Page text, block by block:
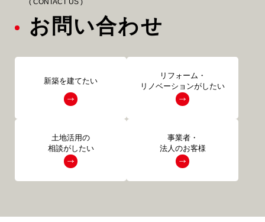
お問い合わせ
新築を建てたい
リフォーム・
リノベーションがしたい
土地活用の
相談がしたい
事業者・
法人のお客様